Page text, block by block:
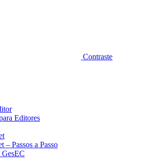
Contraste
Editores
– Passos a Passo